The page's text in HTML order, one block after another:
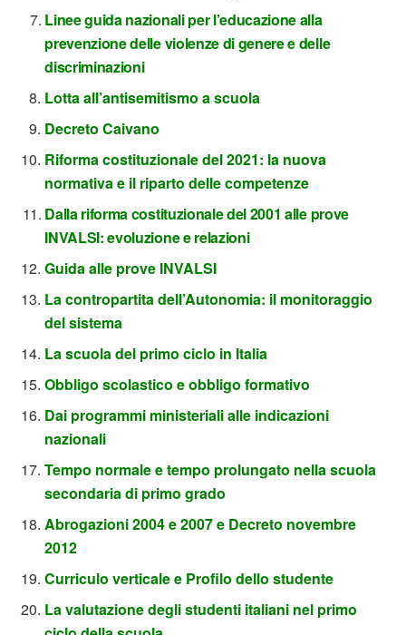
Linee guida nazionali per l’educazione alla
prevenzione delle violenze di genere e delle
discriminazioni
Lotta all’antisemitismo a scuola
Decreto Caivano
Riforma costituzionale del 2021: la nuova
normativa e il riparto delle competenze
Dalla riforma costituzionale del 2001 alle prove
INVALSI: evoluzione e relazioni
Guida alle prove INVALSI
La contropartita dell’Autonomia: il monitoraggio
del sistema
La scuola del primo ciclo in Italia
Obbligo scolastico e obbligo formativo
Dai programmi ministeriali alle indicazioni
nazionali
Tempo normale e tempo prolungato nella scuola
secondaria di primo grado
Abrogazioni 2004 e 2007 e Decreto novembre
2012
Curriculo verticale e Profilo dello studente
La valutazione degli studenti italiani nel primo